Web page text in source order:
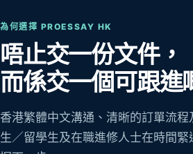
為何選擇 PROESSAY HK
唔止交一份文件，
而係交一個可跟進
香港繁體中文溝通、清晰的訂單流
生／留學生及在職進修人士在時間